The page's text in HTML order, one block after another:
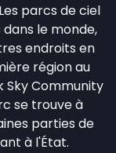
parcs de ciel
le monde,
endroits en
région au
Sky Community
se trouve à
parties de
à l'État.